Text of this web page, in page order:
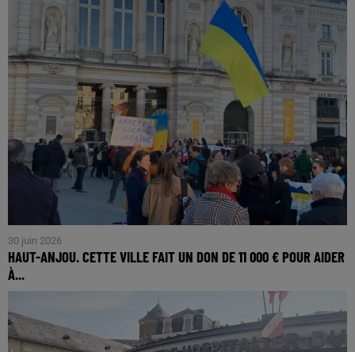
30 juin 2026
HAUT-ANJOU. CETTE VILLE FAIT UN DON DE 11 000 € POUR AIDER
À...